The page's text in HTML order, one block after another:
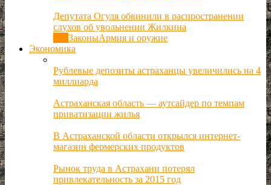
Депутата Огуля обвинили в распространении
слухов об увольнении Жилкина
ЗаконыАрмия и оружие
Экономика
Рублевые депозиты астраханцы увеличились на 4
миллиарда
Астраханская область — аутсайдер по темпам
приватизации жилья
В Астраханской области открылся интернет-
магазин фермерских продуктов
Рынок труда в Астрахани потерял
привлекательность за 2015 год